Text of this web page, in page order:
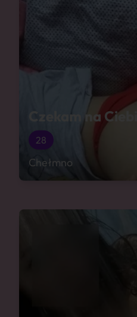
Czekam na Ciebie
28
Chełmno